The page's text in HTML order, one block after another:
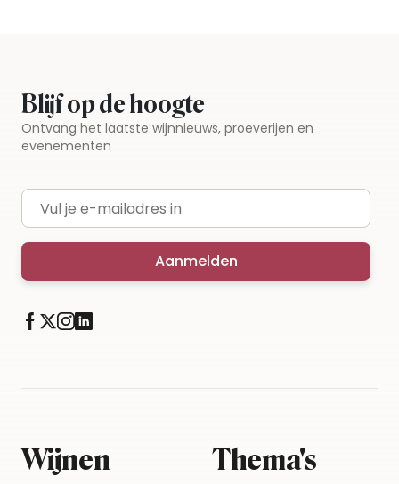
Blijf op de hoogte
Ontvang het laatste wijnnieuws, proeverijen en
evenementen
E-mailadres
Aanmelden
Wijnen Thema's